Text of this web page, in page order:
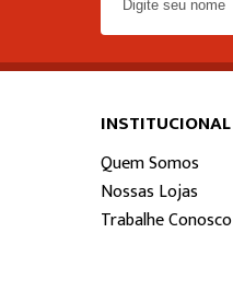
INSTITUCIONAL
Quem Somos
Nossas Lojas
Trabalhe Conosco